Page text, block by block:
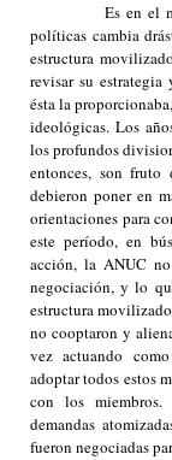
Es en el
políticas cambia
estructura
revisar su
ésta la
ideológicas. Los
los profundos
entonces, son
debieron poner en
orientaciones para
este período, en
acción, la ANUC
negociación, y lo
estructura
no cooptaron y
vez actuando
adoptar todos estos
con los
demandas
fueron negociadas